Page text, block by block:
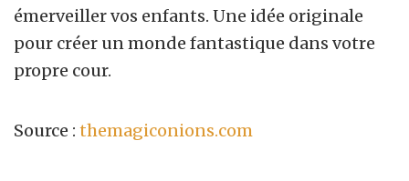
émerveiller vos enfants. Une idée originale
pour créer un monde fantastique dans votre
propre cour.
Source : themagiconions.com